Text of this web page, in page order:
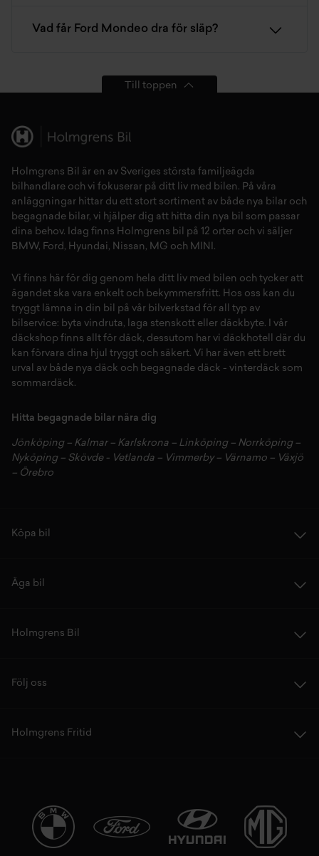
Vad får Ford Mondeo dra för släp?
Till toppen
Holmgrens Bil är en av Sveriges största familjeägda
bilhandlare och vi fokuserar på ditt liv med bilen. På våra
anläggningar hittar du ett stort sortiment av både nya bilar och
begagnade bilar, vi hjälper dig att hitta din nya bil som passar
dina behov. Idag finns Holmgrens bil på 12 orter och vi säljer
BMW, Ford , Hyundai, Nissan , MG och MINI .
Vi finns här för dig genom hela ditt liv med bilen och tycker att
ägandet ska vara enkelt och bekymmersfritt. Hos oss kan du
tryggt lämna in din bil på vår bilverkstad för all typ av
bilservice: byta vindruta, laga stenskott eller däckbyte. I vår
däckshop finns allt för däck, dessutom har vi däckhotell d är du
kan förvara dina hjul tryggt och säkert. Vi har även ett brett
urval av både nya däck och begagnade däck - vinterdäck som
sommardäck.
Hitta begagnade bilar nära dig
Jönköping– Kalmar – Karlskrona – Linköping– Norrköping–
Nyköping– Skövde- Vetlanda – Vimmerby– Värnamo – Växjö
– Örebro
Köpa bil
Äga bil
Holmgrens Bil
Följ oss
Holmgrens Fritid